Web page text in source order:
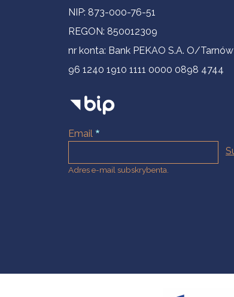
NIP: 873-000-76-51
REGON: 850012309
nr konta: Bank PEKAO S.A. O/Tarnów
96 1240 1910 1111 0000 0898 4744
Email
Adres e-mail subskrybenta.